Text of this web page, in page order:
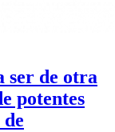
ser de otra
potentes